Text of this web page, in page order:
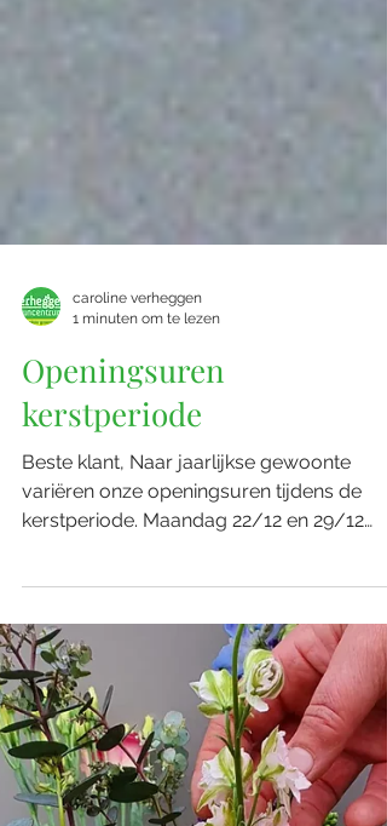
caroline verheggen
Openingsuren
kerstperiode
Beste klant, Naar jaarlijkse gewoonte
kerstperiode. Maandag 22/12 en 29/12
open van 9u tot 17u Dinsdag 23/12 en
30/12 open van 9u tot 16u Woensdag
24/12 en 31/12 open van 9u tot 16u
26/12 en 2/01 open van 9u tot 17u
Gesloten op kerst- en nieuwjaarsdag.
5/01 tot en met 13/01 is de winkel